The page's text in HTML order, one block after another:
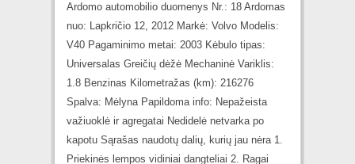
Ardomo automobilio duomenys Nr.: 18 Ardomas
nuo: Lapkričio 12, 2012 Markė: Volvo Modelis:
V40 Pagaminimo metai: 2003 Kėbulo tipas:
Universalas Greičių dėžė Mechaninė Variklis:
1.8 Benzinas Kilometražas (km): 216276
Spalva: Mėlyna Papildoma info: Nepažeista
važiuoklė ir agregatai Nedidelė netvarka po
kapotu Sąrašas naudotų dalių, kurių jau nėra 1.
Priekinės lempos vidiniai dangteliai 2. Ragai